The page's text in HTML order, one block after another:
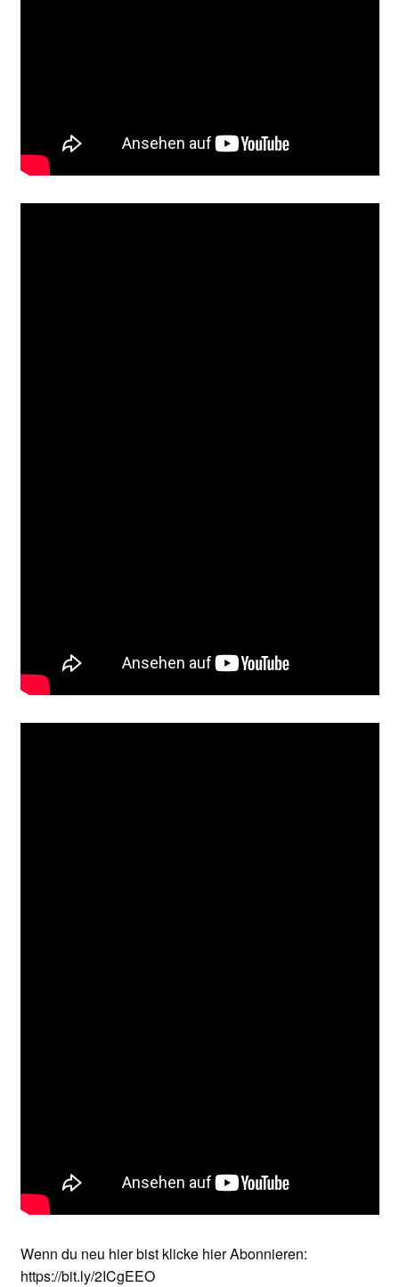
Wenn du neu hier bist klicke hier Abonnieren:
https://bit.ly/2ICgEEO